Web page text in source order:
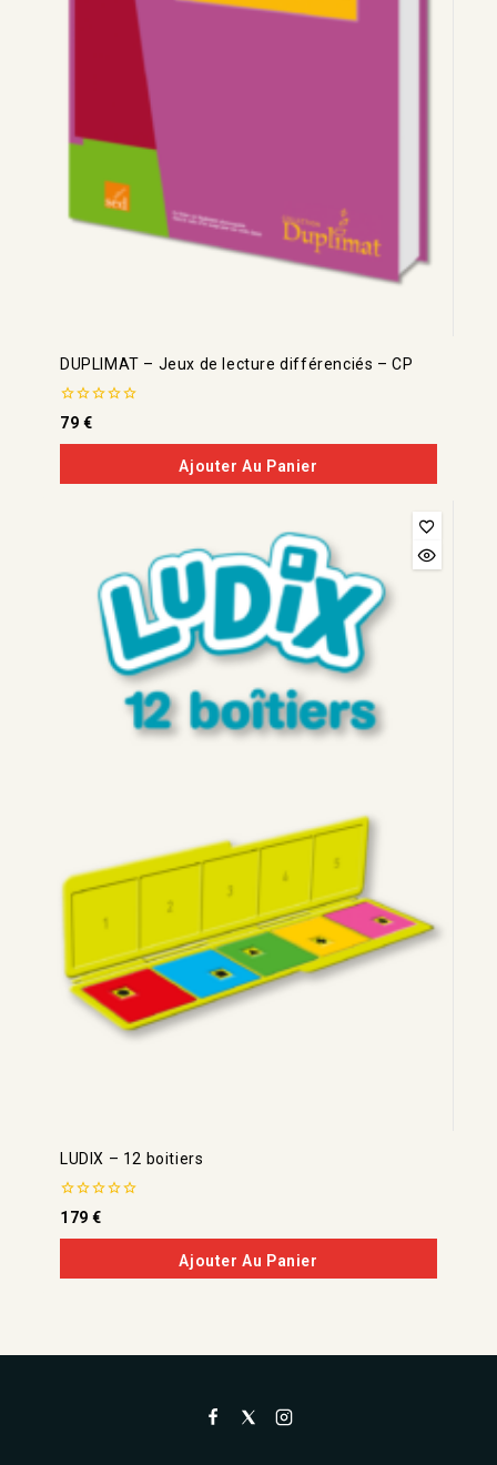
DUPLIMAT – Jeux de lecture différenciés – CP
0
de
5
79 €
Ajouter Au Panier
LUDIX – 12 boitiers
0
de
5
179€
Ajouter Au Panier